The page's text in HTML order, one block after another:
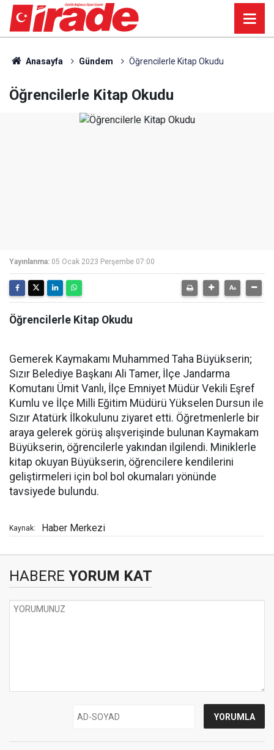
Anasayfa Gündem Öğrencilerle Kitap Okudu
Öğrencilerle Kitap Okudu
Yayınlanma: 05 Ocak 2023 Perşembe 07:00
Öğrencilerle Kitap Okudu
Gemerek Kaymakamı Muhammed Taha Büyükserin;
Sızır Belediye Başkanı Ali Tamer, İlçe Jandarma
Komutanı Ümit Vanlı, İlçe Emniyet Müdür Vekili Eşref
Kumlu ve İlçe Milli Eğitim Müdürü Yükselen Dursun ile
Sızır Atatürk İlkokulunu ziyaret etti. Öğretmenlerle bir
araya gelerek görüş alışverişinde bulunan Kaymakam
Büyükserin, öğrencilerle yakından ilgilendi. Miniklerle
kitap okuyan Büyükserin, öğrencilere kendilerini
geliştirmeleri için bol bol okumaları yönünde
tavsiyede bulundu.
Kaynak: Haber Merkezi
HABERE YORUM KAT